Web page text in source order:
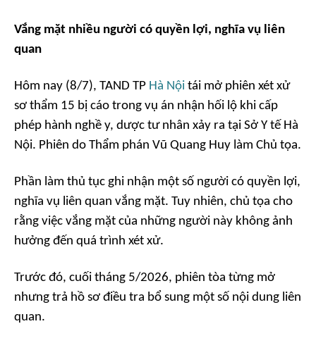
Vắng mặt nhiều người có quyền lợi, nghĩa vụ liên
quan
Hôm nay (8/7), TAND TP Hà Nội tái mở phiên xét xử
sơ thẩm 15 bị cáo trong vụ án nhận hối lộ khi cấp
phép hành nghề y, dược tư nhân xảy ra tại Sở Y tế Hà
Nội. Phiên do Thẩm phán Vũ Quang Huy làm Chủ tọa.
Phần làm thủ tục ghi nhận một số người có quyền lợi,
nghĩa vụ liên quan vắng mặt. Tuy nhiên, chủ tọa cho
rằng việc vắng mặt của những người này không ảnh
hưởng đến quá trình xét xử.
Trước đó, cuối tháng 5/2026, phiên tòa từng mở
nhưng trả hồ sơ điều tra bổ sung một số nội dung liên
quan.